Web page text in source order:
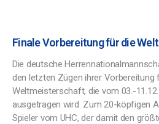
Finale Vorbereitung für die
Die deutsche
den letzten Zügen ihrer Vorbereitung
Weltmeisterschaft, die vom 03.-
ausgetragen wird. Zum 20-köpfigen
Spieler vom UHC, der damit den